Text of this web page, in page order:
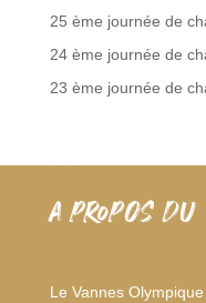
25 ème journée de
24 ème journée de
23 ème journée de
A PROPOS DU
Le Vannes